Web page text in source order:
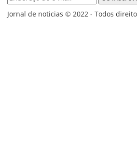
Jornal de noticias © 2022 - Todos